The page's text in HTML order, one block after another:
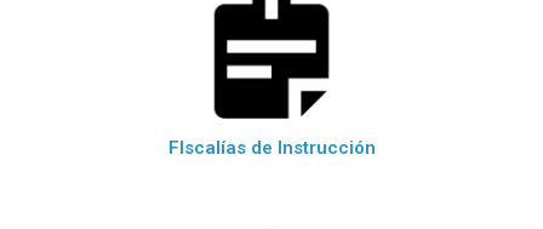
FIscalías de Instrucción